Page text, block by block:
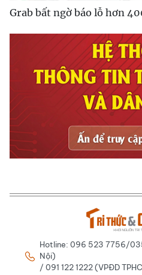
Grab bất ngờ báo lỗ hơn
Hotline: 096 523 7756/
Nội)
/ 091 122 1222 (VPĐD